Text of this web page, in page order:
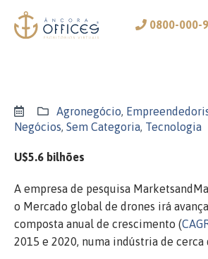
0800-000-
Agronegócio,
Negócios, Sem Categoria, Tecnologia
U$5.6 bilhões
A empresa de pesquisa
o Mercado global de drones irá
composta anual de crescimento (
2015 e 2020, numa indústria de cerca